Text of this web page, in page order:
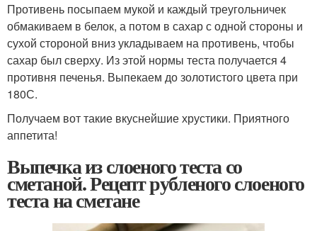
Противень посыпаем мукой и каждый треугольничек
обмакиваем в белок, а потом в сахар с одной стороны и
сухой стороной вниз укладываем на противень, чтобы
сахар был сверху. Из этой нормы теста получается 4
противня печенья. Выпекаем до золотистого цвета при
180С.
Получаем вот такие вкуснейшие хрустики. Приятного
аппетита!
Выпечка из слоеного теста со
сметаной. Рецепт рубленого слоеного
теста на сметане